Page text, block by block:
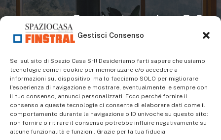
Gestisci Consenso
Sei sul sito di Spazio Casa Srl! Desideriamo farti sapere che usiamo
tecnologie come i cookie per memorizzare e/o accedere a
informazioni sul dispositivo, ma lo facciamo SOLO per migliorare
l'esperienza di navigazione e mostrare, eventualmente, e sempre con
il tuo consenso, annunci personalizzati. Ecco perché fornire il
consenso a queste tecnologie ci consente di elaborare dati come il
comportamento durante la navigazione o ID univoche su questo sito:
non fornire o ritirare il consenso potrebbe influire negativamente su
alcune funzionalità e funzioni. Grazie per la tua fiducia!
Conto termico 3.0
Termico 3.0, il nuovo incentivo a fondo perduto
per interventi di efficienza energetica e
produzione di energia termica da fonti
rinnovabili. Destinato a imprese, enti del Terzo
Settore e privati che possiedono o gestiscono un
immobile a uso terziario (commerciale e
professionale), prevede uno sconto immediato in
fattura fino al 55%.